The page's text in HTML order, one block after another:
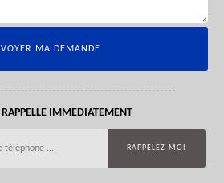
IMMEDIATEMENT